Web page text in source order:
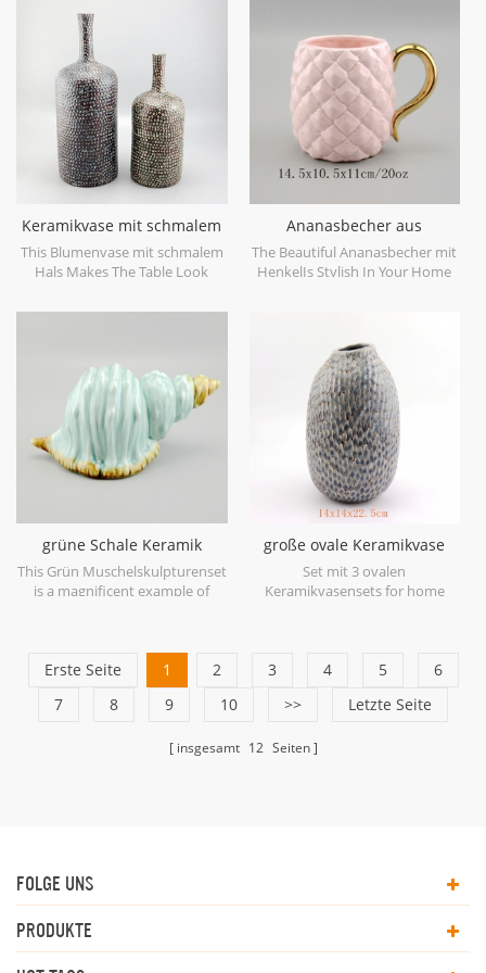
objects. Can be sold individually.
kann einzeln verkauft werden.
Keramikvase mit schmalem
Hals
This Blumenvase mit schmalem
Hals Makes The Table Look
Ananasbecher aus
goldfarbenem Keramik
The Beautiful Ananasbecher mit
HenkelIs Stylish In Your Home
grüne Schale Keramik
Skulptur Set
This Grün Muschelskulpturenset
is a magnificent example of
große ovale Keramikvase
blau antik
Set mit 3 ovalen
Keramikvasensets for home
Erste Seite 1 2 3 4 5
6
7
8 9 10 >> Letzte Seite
insgesamt 12 Seiten
FOLGE UNS
PRODUKTE